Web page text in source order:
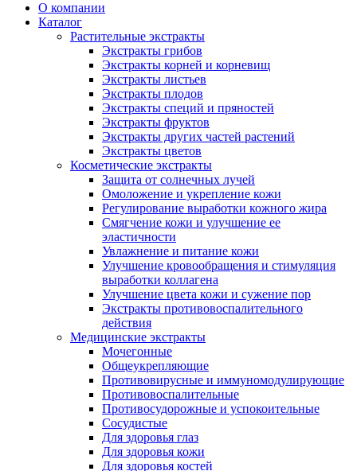
О компании
Каталог
Растительные экстракты
Экстракты грибов
Экстракты корней и корневищ
Экстракты листьев
Экстракты плодов
Экстракты специй и пряностей
Экстракты фруктов
Экстракты других частей растений
Экстракты цветов
Косметические экстракты
Защита от солнечных лучей
Омоложение и укрепление кожи
Регулирование выработки кожного жира
Смягчение кожи и улучшение ее
эластичности
Увлажнение и питание кожи
Улучшение кровообращения и стимуляция
выработки коллагена
Улучшение цвета кожи и сужение пор
Экстракты противовоспалительного
действия
Медицинские экстракты
Мочегонные
Общеукрепляющие
Противовирусные и иммуномодулирующие
Противовоспалительные
Противосудорожные и успокоительные
Сосудистые
Для здоровья глаз
Для здоровья кожи
Для здоровья костей